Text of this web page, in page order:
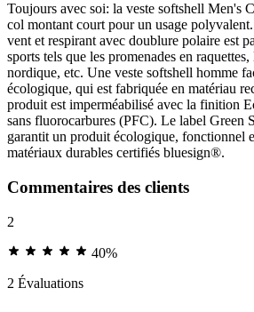
Toujours avec soi: la veste softshell Men's
col montant court pour un usage
vent et respirant avec doublure polaire est
sports tels que les promenades en
nordique, etc. Une veste softshell homme
écologique, qui est fabriquée en matériau
produit est imperméabilisé avec la finition
sans fluorocarbures (PFC). Le label Green
garantit un produit écologique, fonctionnel
matériaux durables certifiés bluesign®.
Commentaires des clients
2
40%
2 Évaluations